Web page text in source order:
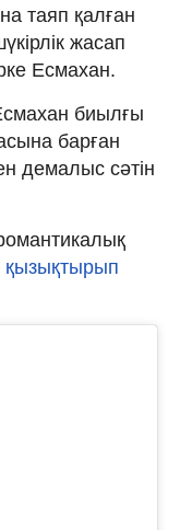
таяп қалған
жасап
Есмахан.
биылғы
барған
демалыс сәтін
қызықтырып